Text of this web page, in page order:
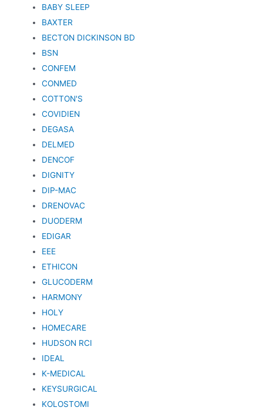
BABY SLEEP
BAXTER
BECTON DICKINSON BD
BSN
CONFEM
CONMED
COTTON'S
COVIDIEN
DEGASA
DELMED
DENCOF
DIGNITY
DIP-MAC
DRENOVAC
DUODERM
EDIGAR
EEE
ETHICON
GLUCODERM
HARMONY
HOLY
HOMECARE
HUDSON RCI
IDEAL
K-MEDICAL
KEYSURGICAL
KOLOSTOMI